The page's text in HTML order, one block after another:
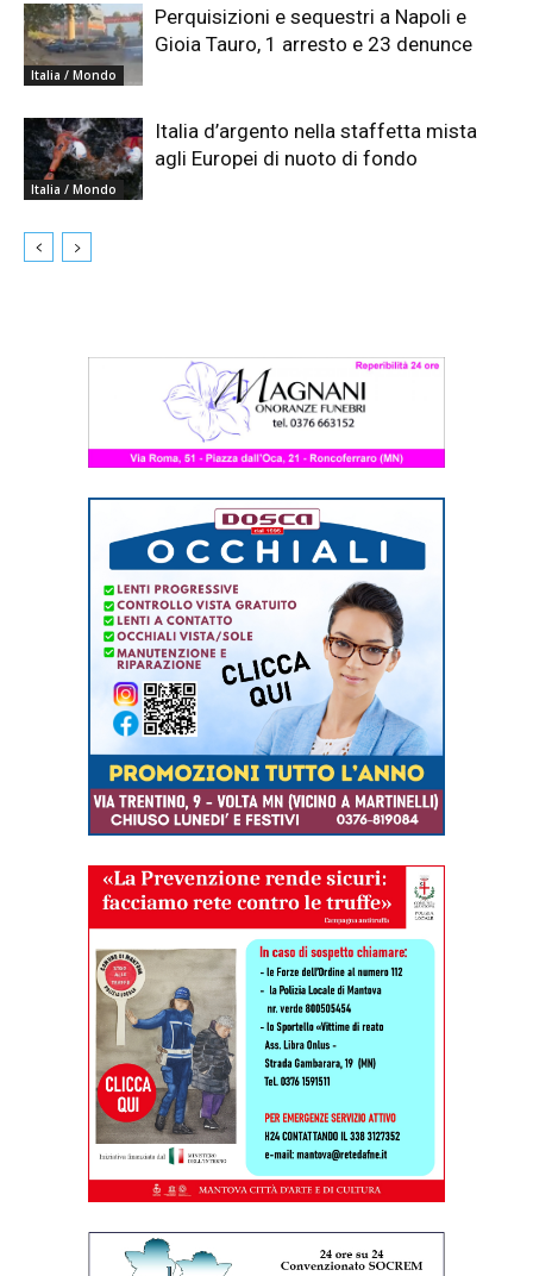
Italia / Mondo
Perquisizioni e sequestri a Napoli e
Gioia Tauro, 1 arresto e 23 denunce
Italia / Mondo
Italia d’argento nella staffetta mista
agli Europei di nuoto di fondo